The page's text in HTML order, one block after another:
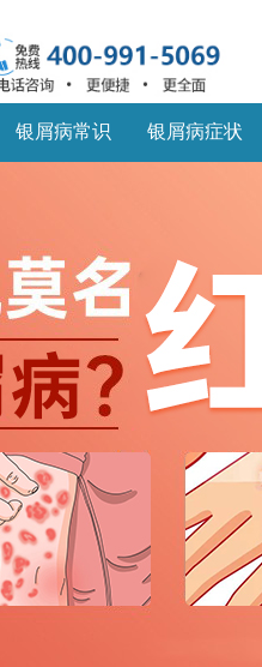
银屑病常识 银屑病症状